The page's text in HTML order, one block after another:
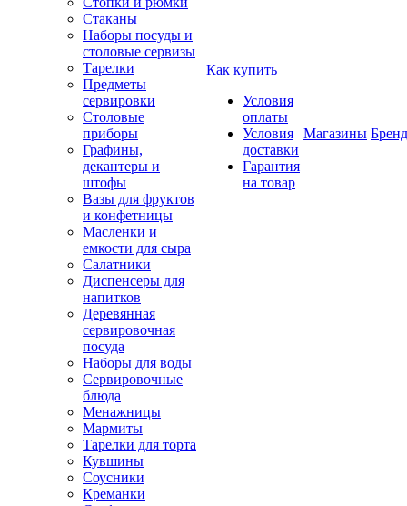
Стаканы
Наборы посуды и
столовые сервизы
Тарелки
Предметы
сервировки
Столовые
приборы
Графины,
декантеры и
штофы
Вазы для фруктов
и конфетницы
Масленки и
емкости для сыра
Салатники
Диспенсеры для
напитков
Деревянная
сервировочная
посуда
Наборы для воды
Сервировочные
блюда
Менажницы
Мармиты
Тарелки для торта
Кувшины
Соусники
Креманки
Как купить
Условия
оплаты
Условия
доставки
Гарантия
на товар
Магазины